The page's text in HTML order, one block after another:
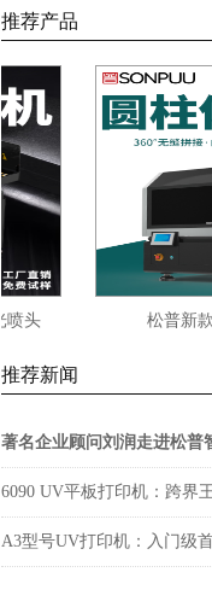
推荐产品
松普新款高速
推荐新闻